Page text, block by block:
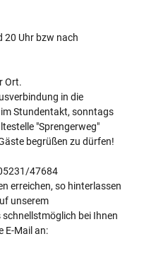
20 Uhr bzw nach
Ort.
in die
Stundentakt, sonntags
"Sprengerweg"
begrüßen zu dürfen!
47684
erreichen, so hinterlassen
unserem
bei Ihnen
E-Mail an: